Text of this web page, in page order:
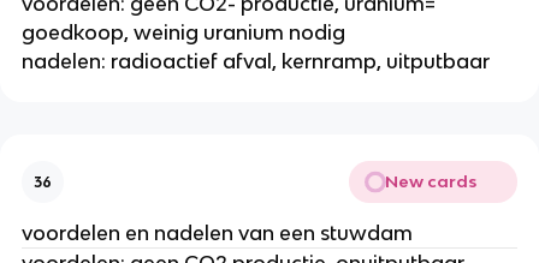
goedkoop, weinig uranium nodig
nadelen: radioactief afval, kernramp, uitputbaar
36 New cards
voordelen en nadelen van een stuwdam